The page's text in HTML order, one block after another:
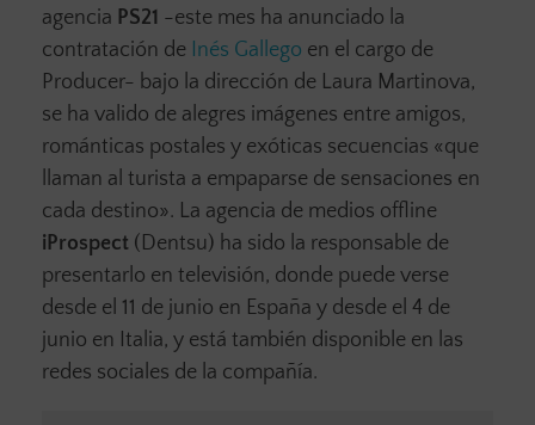
agencia PS21 -este mes ha anunciado la
contratación de Inés Gallego en el cargo de
Producer- bajo la dirección de Laura Martinova,
se ha valido de alegres imágenes entre amigos,
románticas postales y exóticas secuencias «que
llaman al turista a empaparse de sensaciones en
cada destino». La agencia de medios offline
iProspect (Dentsu) ha sido la responsable de
presentarlo en televisión, donde puede verse
desde el 11 de junio en España y desde el 4 de
junio en Italia, y está también disponible en las
redes sociales de la compañía.